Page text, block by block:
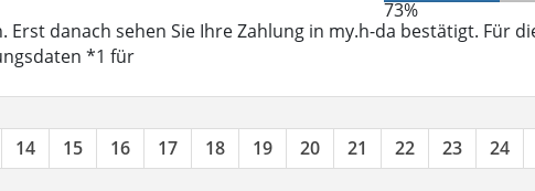
73%
Erst danach sehen Sie Ihre Zahlung in my.h-da bestätigt. Für
*1 für
14 15 16 17 18 19 20 21 22 23 24